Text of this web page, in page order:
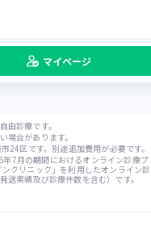
マイページ
由診療です。
場合があります。
24区です。別途追加費用が必要です。
7月の期間におけるオンライン診療プ
クリニック」を利用したオンライン診
送実績及び診療件数を含む）です。